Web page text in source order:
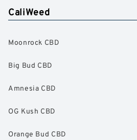
CaliWeed
Moonrock CBD
Big Bud CBD
Amnesia CBD
OG Kush CBD
Orange Bud CBD